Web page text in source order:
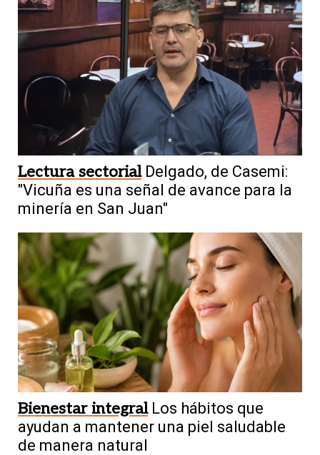
Lectura sectorial Delgado, de Casemi:
"Vicuña es una señal de avance para la
minería en San Juan"
Bienestar integral Los hábitos que
ayudan a mantener una piel saludable
de manera natural